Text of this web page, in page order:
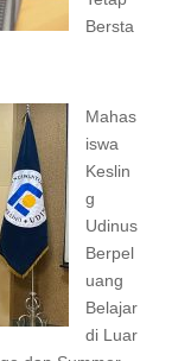
Bersta
Mahas
iswa
Keslin
g
Udinus
Berpel
uang
Belajar
di Luar